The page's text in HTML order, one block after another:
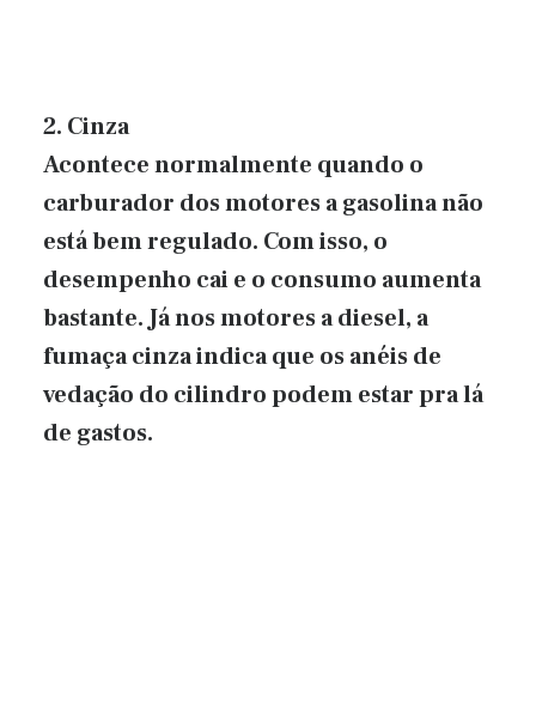
2. Cinza
Acontece normalmente quando o
carburador dos motores a gasolina não
está bem regulado. Com isso, o
desempenho cai e o consumo aumenta
bastante. Já nos motores a diesel, a
fumaça cinza indica que os anéis de
vedação do cilindro podem estar pra lá
de gastos.